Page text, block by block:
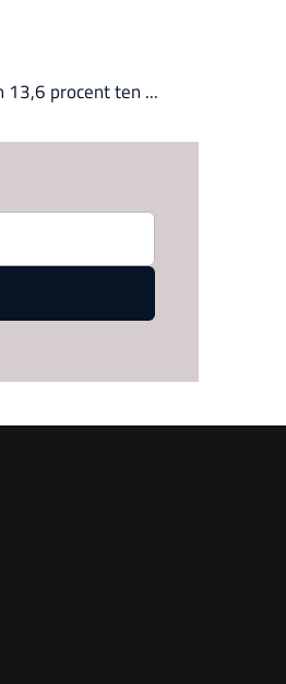
procent ten ...